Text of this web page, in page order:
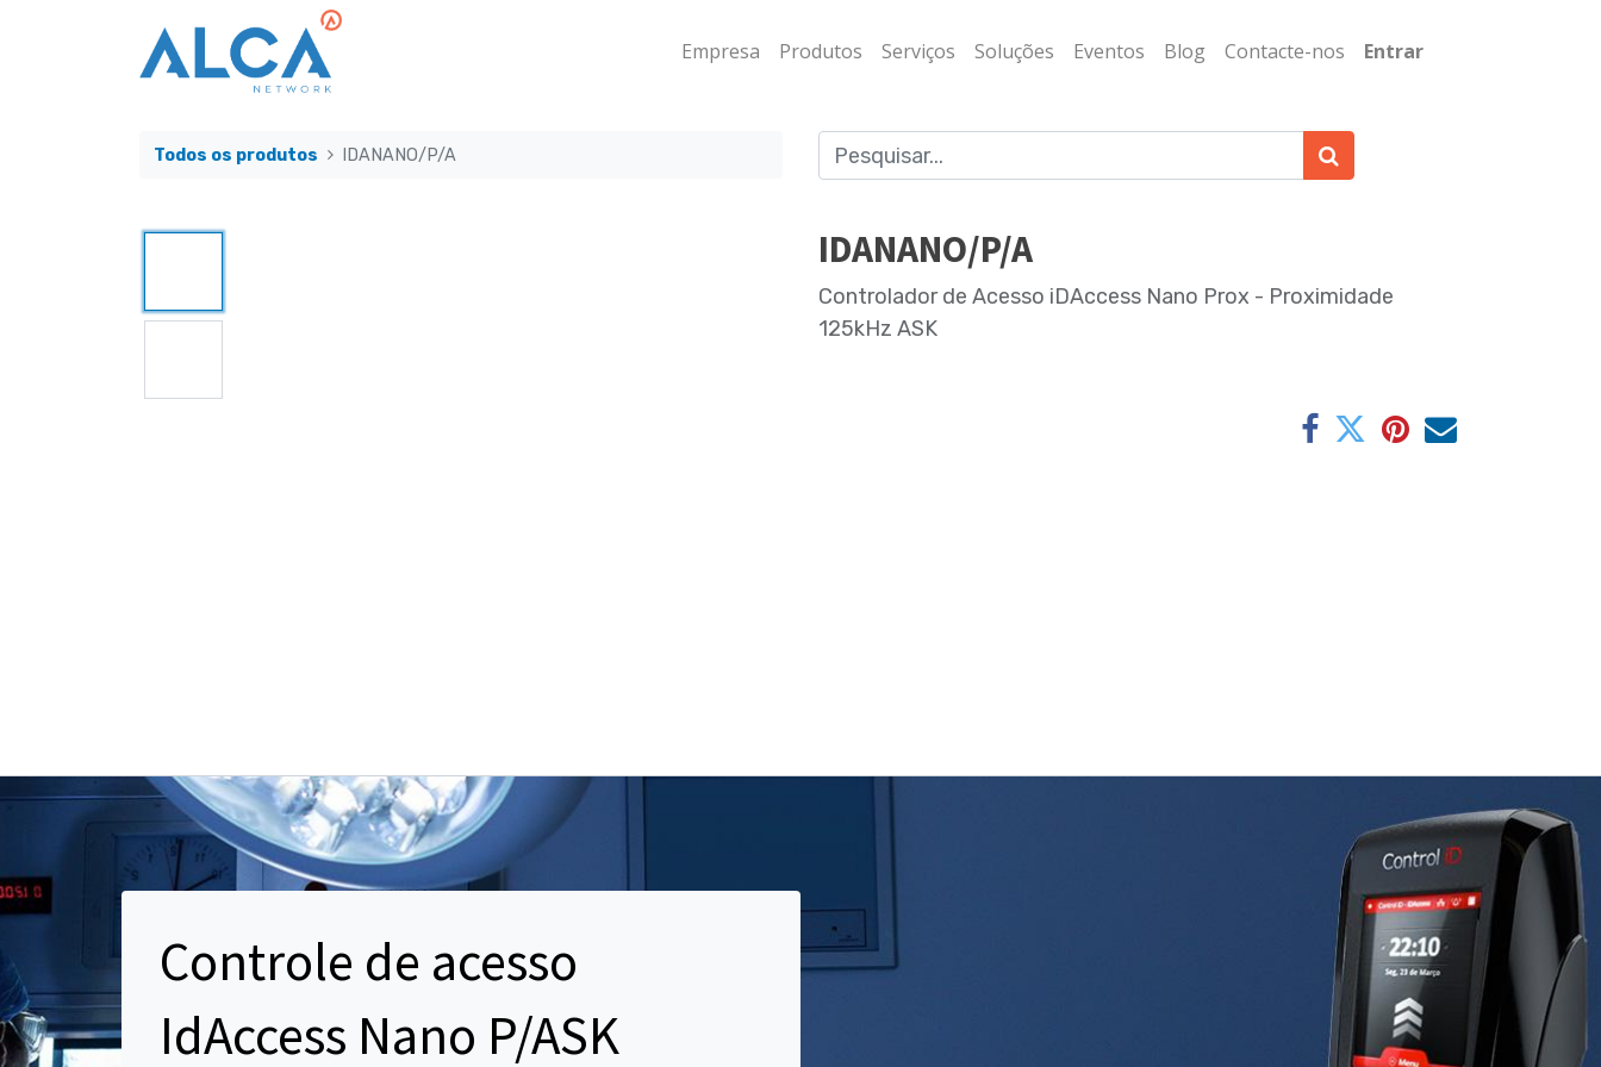
Empresa Produtos Serviços Soluções Eventos Blog Contacte-nos Entrar
Todos os produtos IDANANO/P/A
IDANANO/P/A
Controlador de Acesso iDAccess Nano Prox - Proximidade
125kHz ASK
Controle de acesso
IdAccess Nano P/ASK